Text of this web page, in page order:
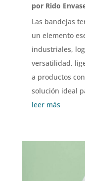
por Rido
Las bandejas
un elemento
industriales,
versatilidad,
a productos
solución ideal
leer más